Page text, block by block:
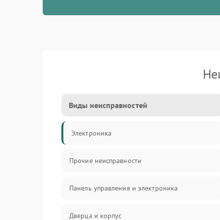
Виды неисправностей
Электроника
Прочие неисправности
Панель управления и электроника
Дверца и корпус